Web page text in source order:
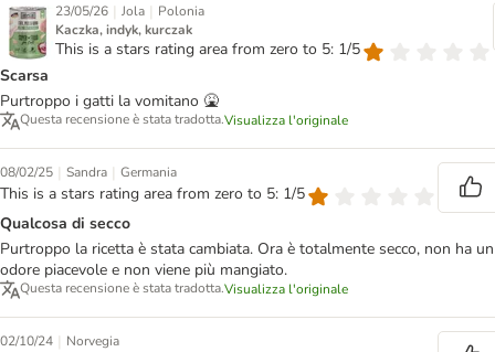
23/05/26 | Jola | Polonia
Kaczka, indyk, kurczak
This is a stars rating area from zero to 5: 1/5
Scarsa
Purtroppo i gatti la vomitano 🤮
Questa recensione è stata tradotta.Visualizza l'originale
08/02/25 | Sandra | Germania
This is a stars rating area from zero to 5: 1/5
Qualcosa di secco
Purtroppo la ricetta è stata cambiata. Ora è totalmente secco, non ha un
odore piacevole e non viene più mangiato.
Questa recensione è stata tradotta.Visualizza l'originale
02/10/24 | Norvegia